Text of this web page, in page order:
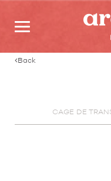
Back
CAGE DE